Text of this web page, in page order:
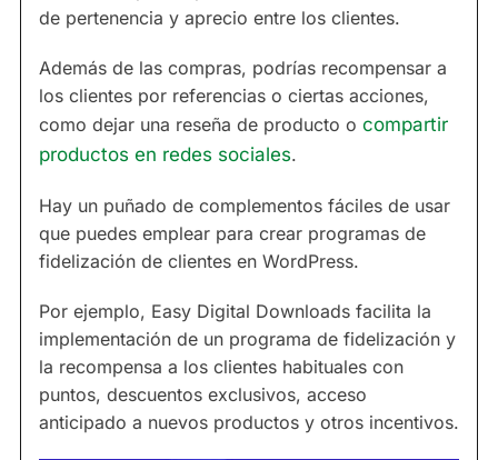
de pertenencia y aprecio entre los clientes.
Además de las compras, podrías recompensar a
los clientes por referencias o ciertas acciones,
como dejar una reseña de producto o compartir
productos en redes sociales.
Hay un puñado de complementos fáciles de usar
que puedes emplear para crear programas de
fidelización de clientes en WordPress.
Por ejemplo, Easy Digital Downloads facilita la
implementación de un programa de fidelización y
la recompensa a los clientes habituales con
puntos, descuentos exclusivos, acceso
anticipado a nuevos productos y otros incentivos.